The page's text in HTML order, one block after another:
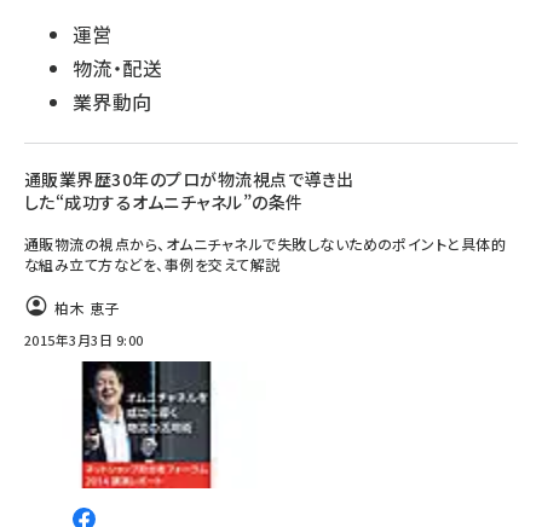
運営
物流・配送
業界動向
通販業界歴30年のプロが物流視点で導き出
した“成功するオムニチャネル”の条件
通販物流の視点から、オムニチャネルで失敗しないためのポイントと具体的
な組み立て方などを、事例を交えて解説
柏木 恵子
2015年3月3日 9:00